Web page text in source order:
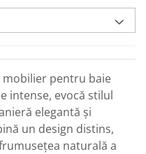
mobilier pentru baie
intense, evocă stilul
elegantă și
un design distins,
naturală a